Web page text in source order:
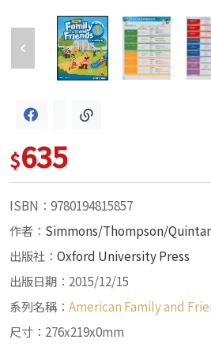
$635
ISBN：9780194815857
作者： Simmons/Thompson/
出版社： Oxford University Press
出版日期：2015/12/15
系列名稱： American Family and
尺寸：276x219x0mm